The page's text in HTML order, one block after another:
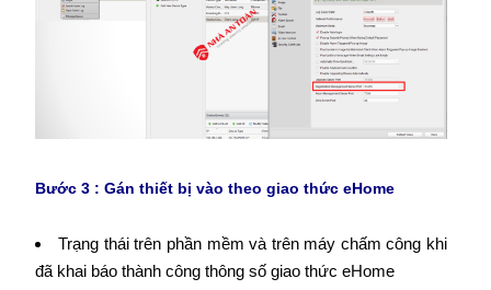
Bước 3 : Gán thiết bị vào theo giao thức eHome
Trạng thái trên phần mềm và trên máy chấm công khi
đã khai báo thành công thông số giao thức eHome